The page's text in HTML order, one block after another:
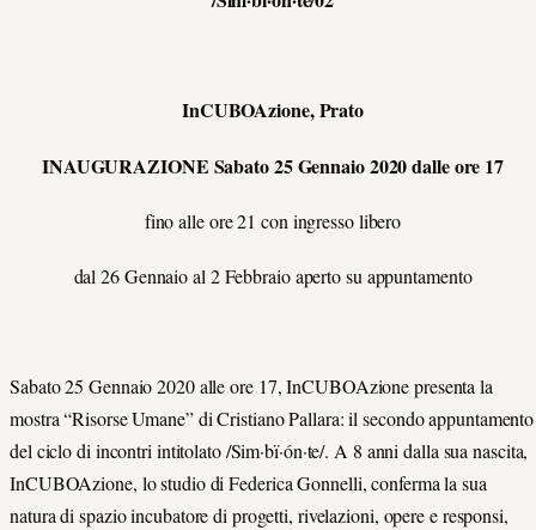
InCUBOAzione, Prato
INAUGURAZIONE Sabato 25 Gennaio 2020 dalle ore 17
fino alle ore 21 con ingresso libero
dal 26 Gennaio al 2 Febbraio aperto su appuntamento
Sabato 25 Gennaio 2020 alle ore 17, InCUBOAzione presenta la
mostra “Risorse Umane” di Cristiano Pallara: il secondo appuntamento
del ciclo di incontri intitolato /Sim·bï·ón·te/. A 8 anni dalla sua nascita,
InCUBOAzione, lo studio di Federica Gonnelli, conferma la sua
natura di spazio incubatore di progetti, rivelazioni, opere e responsi,